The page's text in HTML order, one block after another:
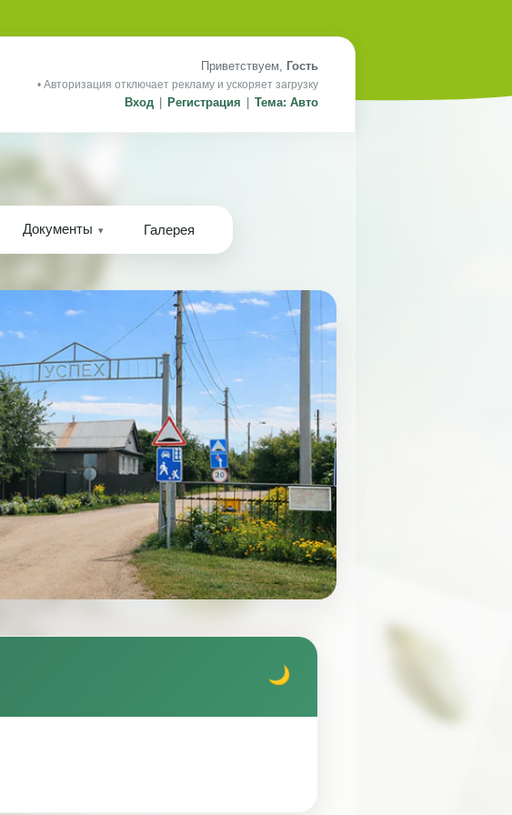
Приветствуем, Гость
• Авторизация отключает рекламу и ускоряет загрузку
Вход Регистрация Тема: Авто
Документы Галерея